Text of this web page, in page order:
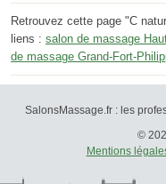
Retrouvez cette page "C
liens : salon de massage
de massage Grand-Fort-
SalonsMassage.fr : les
©
Mentions